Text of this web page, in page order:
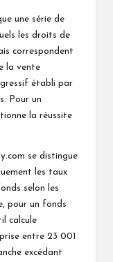
une série de
les droits de
correspondent
la vente
établi par
Pour un
la réussite
se distingue
les taux
selon les
pour un fonds
calcule
entre 23 001
excédant